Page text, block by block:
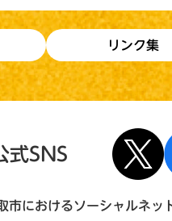
リンク集
式SNS
市におけるソーシャルネッ